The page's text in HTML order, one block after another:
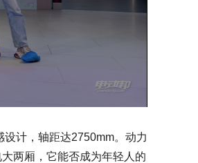
计，轴距达2750mm。动力
两厢，它能否成为年轻人的